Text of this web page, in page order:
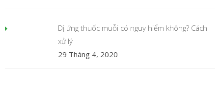
Dị ứng thuốc muỗi có nguy hiểm không? Cách
xử lý
29 Tháng 4, 2020